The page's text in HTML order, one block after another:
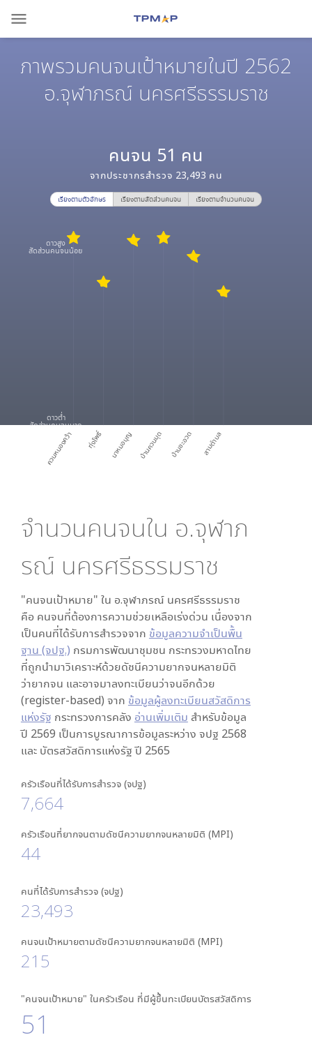
menu
ภาพรวมคนจนเป้าหมายในปี 2562
อ.จุฬาภรณ์ นครศรีธรรมราช
คนจน 51 คน
จากประชากรสำรวจ 23,493 คน
เรียงตามตัวอักษร เรียงตามสัดส่วนคนจน เรียงตามจำนวนคนจน
ควนหนองคว้า ทุ่งโพธิ์ นาหมอบุญ บ้านควนมุด บ้านชะอวด สามตำบล
ดาวสูง
สัดส่วนคนจนน้อย
ดาวต่ำ
สัดส่วนคนจนมาก
จำนวนคนจนใน อ.จุฬาภ
รณ์ นครศรีธรรมราช
"คนจนเป้าหมาย" ใน อ.จุฬาภรณ์ นครศรีธรรมราช
คือ คนจนที่ต้องการความช่วยเหลือเร่งด่วน เนื่องจาก
เป็นคนที่ได้รับการสำรวจจาก ข้อมูลความจำเป็นพื้น
ฐาน (จปฐ.) กรมการพัฒนาชุมชน กระทรวงมหาดไทย
ที่ถูกนำมาวิเคราะห์ด้วยดัชนีความยากจนหลายมิติ
ว่ายากจน และอาจมาลงทะเบียนว่าจนอีกด้วย
(register-based) จาก ข้อมูลผู้ลงทะเบียนสวัสดิการ
แห่งรัฐ กระทรวงการคลัง อ่านเพิ่มเติม สำหรับข้อมูล
ปี 2569 เป็นการบูรณาการข้อมูลระหว่าง จปฐ 2568
และ บัตรสวัสดิการแห่งรัฐ ปี 2565
ครัวเรือนที่ได้รับการสำรวจ (จปฐ)
7,664
ครัวเรือนที่ยากจนตามดัชนีความยากจนหลายมิติ (MPI)
44
คนที่ได้รับการสำรวจ (จปฐ)
23,493
คนจนเป้าหมายตามดัชนีความยากจนหลายมิติ (MPI)
215
"คนจนเป้าหมาย" ในครัวเรือน ที่มีผู้ขึ้นทะเบียนบัตรสวัสดิการ
51